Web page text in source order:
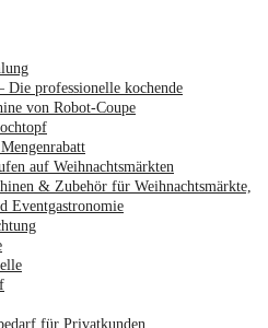
Die professionelle kochende
von Robot-Coupe
auf Weihnachtsmärkten
& Zubehör für Weihnachtsmärkte,
Eventgastronomie
für Privatkunden